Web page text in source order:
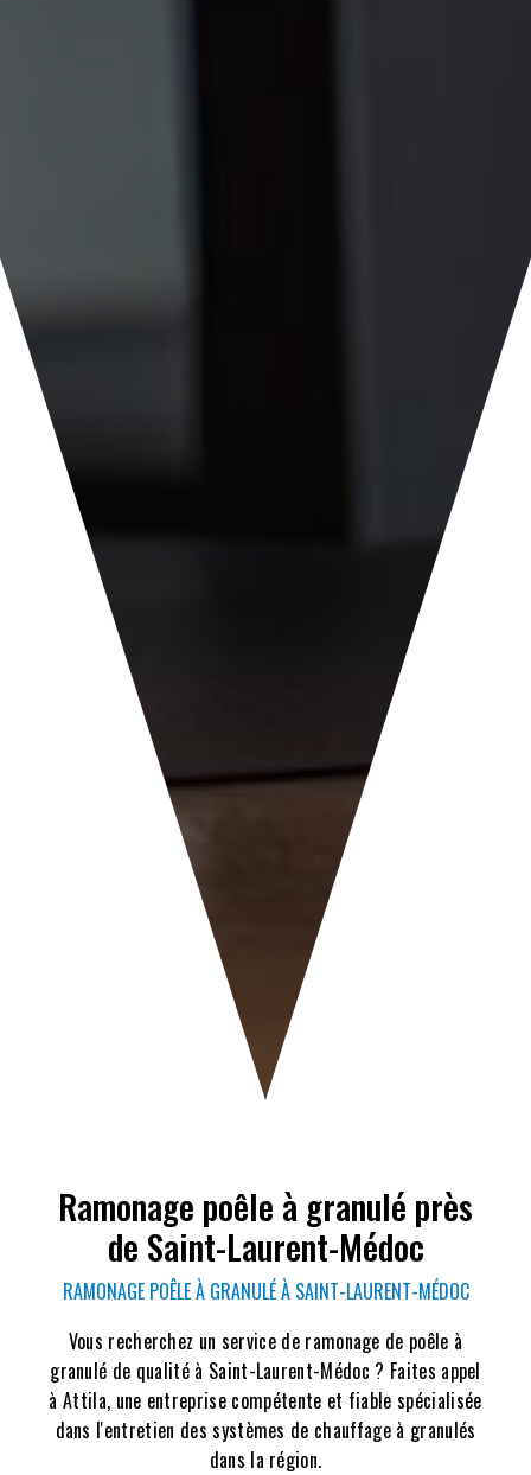
Ramonage poêle à granulé près
de Saint-Laurent-Médoc
RAMONAGE POÊLE À GRANULÉ À SAINT-LAURENT-MÉDOC
Vous recherchez un service de ramonage de poêle à
granulé de qualité à Saint-Laurent-Médoc ? Faites appel
à Attila, une entreprise compétente et fiable spécialisée
dans l'entretien des systèmes de chauffage à granulés
dans la région.